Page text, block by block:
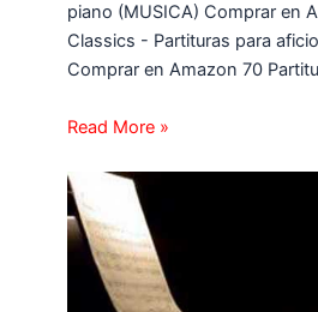
piano (MUSICA) Comprar en
Classics - Partituras para
Comprar en Amazon 70
Read More »